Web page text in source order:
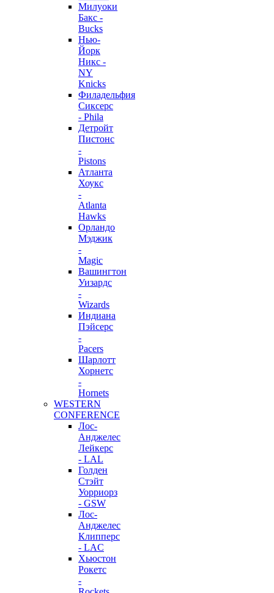
Милуоки
Бакс -
Bucks
Нью-
Йорк
Никс -
NY
Knicks
Филадельфия
Сиксерс
- Phila
Детройт
Пистонс
-
Pistons
Атланта
Хоукс
-
Atlanta
Hawks
Орландо
Мэджик
-
Magic
Вашингтон
Уизардс
-
Wizards
Индиана
Пэйсерс
-
Pacers
Шарлотт
Хорнетс
-
Hornets
WESTERN
CONFERENCE
Лос-
Анджелес
Лейкерс
- LAL
Голден
Стэйт
Уорриорз
- GSW
Лос-
Анджелес
Клипперс
- LAC
Хьюстон
Рокетс
-